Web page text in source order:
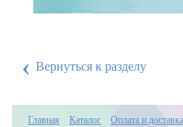
‹ Вернуться к разделу
Главная Каталог Оплата и доставка